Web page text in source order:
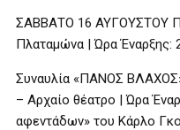
ΣΑΒΒΑΤΟ 16 ΑΥΓΟΥΣΤΟΥ
Πλαταμώνα | Ώρα Έναρξης:
Συναυλία «ΠΑΝΟΣ
– Αρχαίο θέατρο | Ώρα
αφεντάδων» του Κάρλο